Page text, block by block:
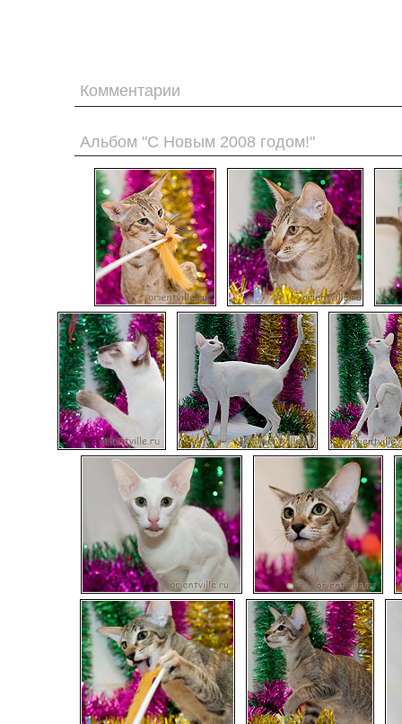
Комментарии
Альбом "С Новым 2008 годом!"